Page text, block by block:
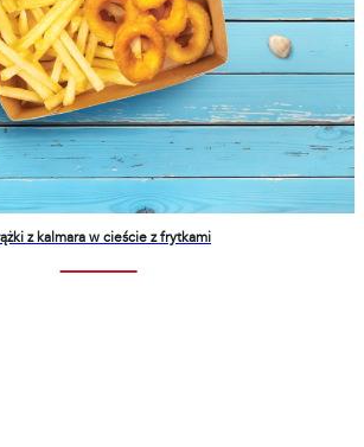
z kalmara w cieście z frytkami